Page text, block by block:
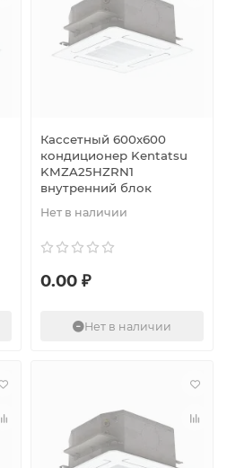
Кассетный 600х600
кондиционер Kentatsu
KMZA25HZRN1
внутренний блок
Нет в наличии
0.00 ₽
Нет в наличии